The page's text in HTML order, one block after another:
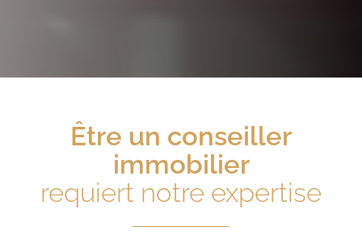
Être un conseiller
immobilier
requiert notre expertise